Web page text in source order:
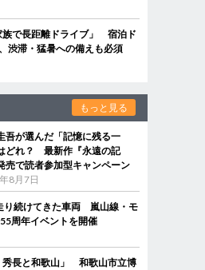
族で長距離ドライブ」 宿泊ド
渋滞・猛暑への備えも必須
もっと見る
吾が選んだ「記憶に残る一
どれ？ 最新作『永遠の記
売で読者参加型キャンペーン
8月7日
り続けてきた車両 嵐山線・モ
周年イベントを開催
秀長と和歌山」 和歌山市立博